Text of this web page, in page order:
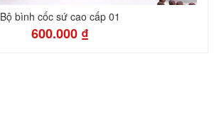
Bộ bình cốc sứ cao cấp 01
600.000 ₫